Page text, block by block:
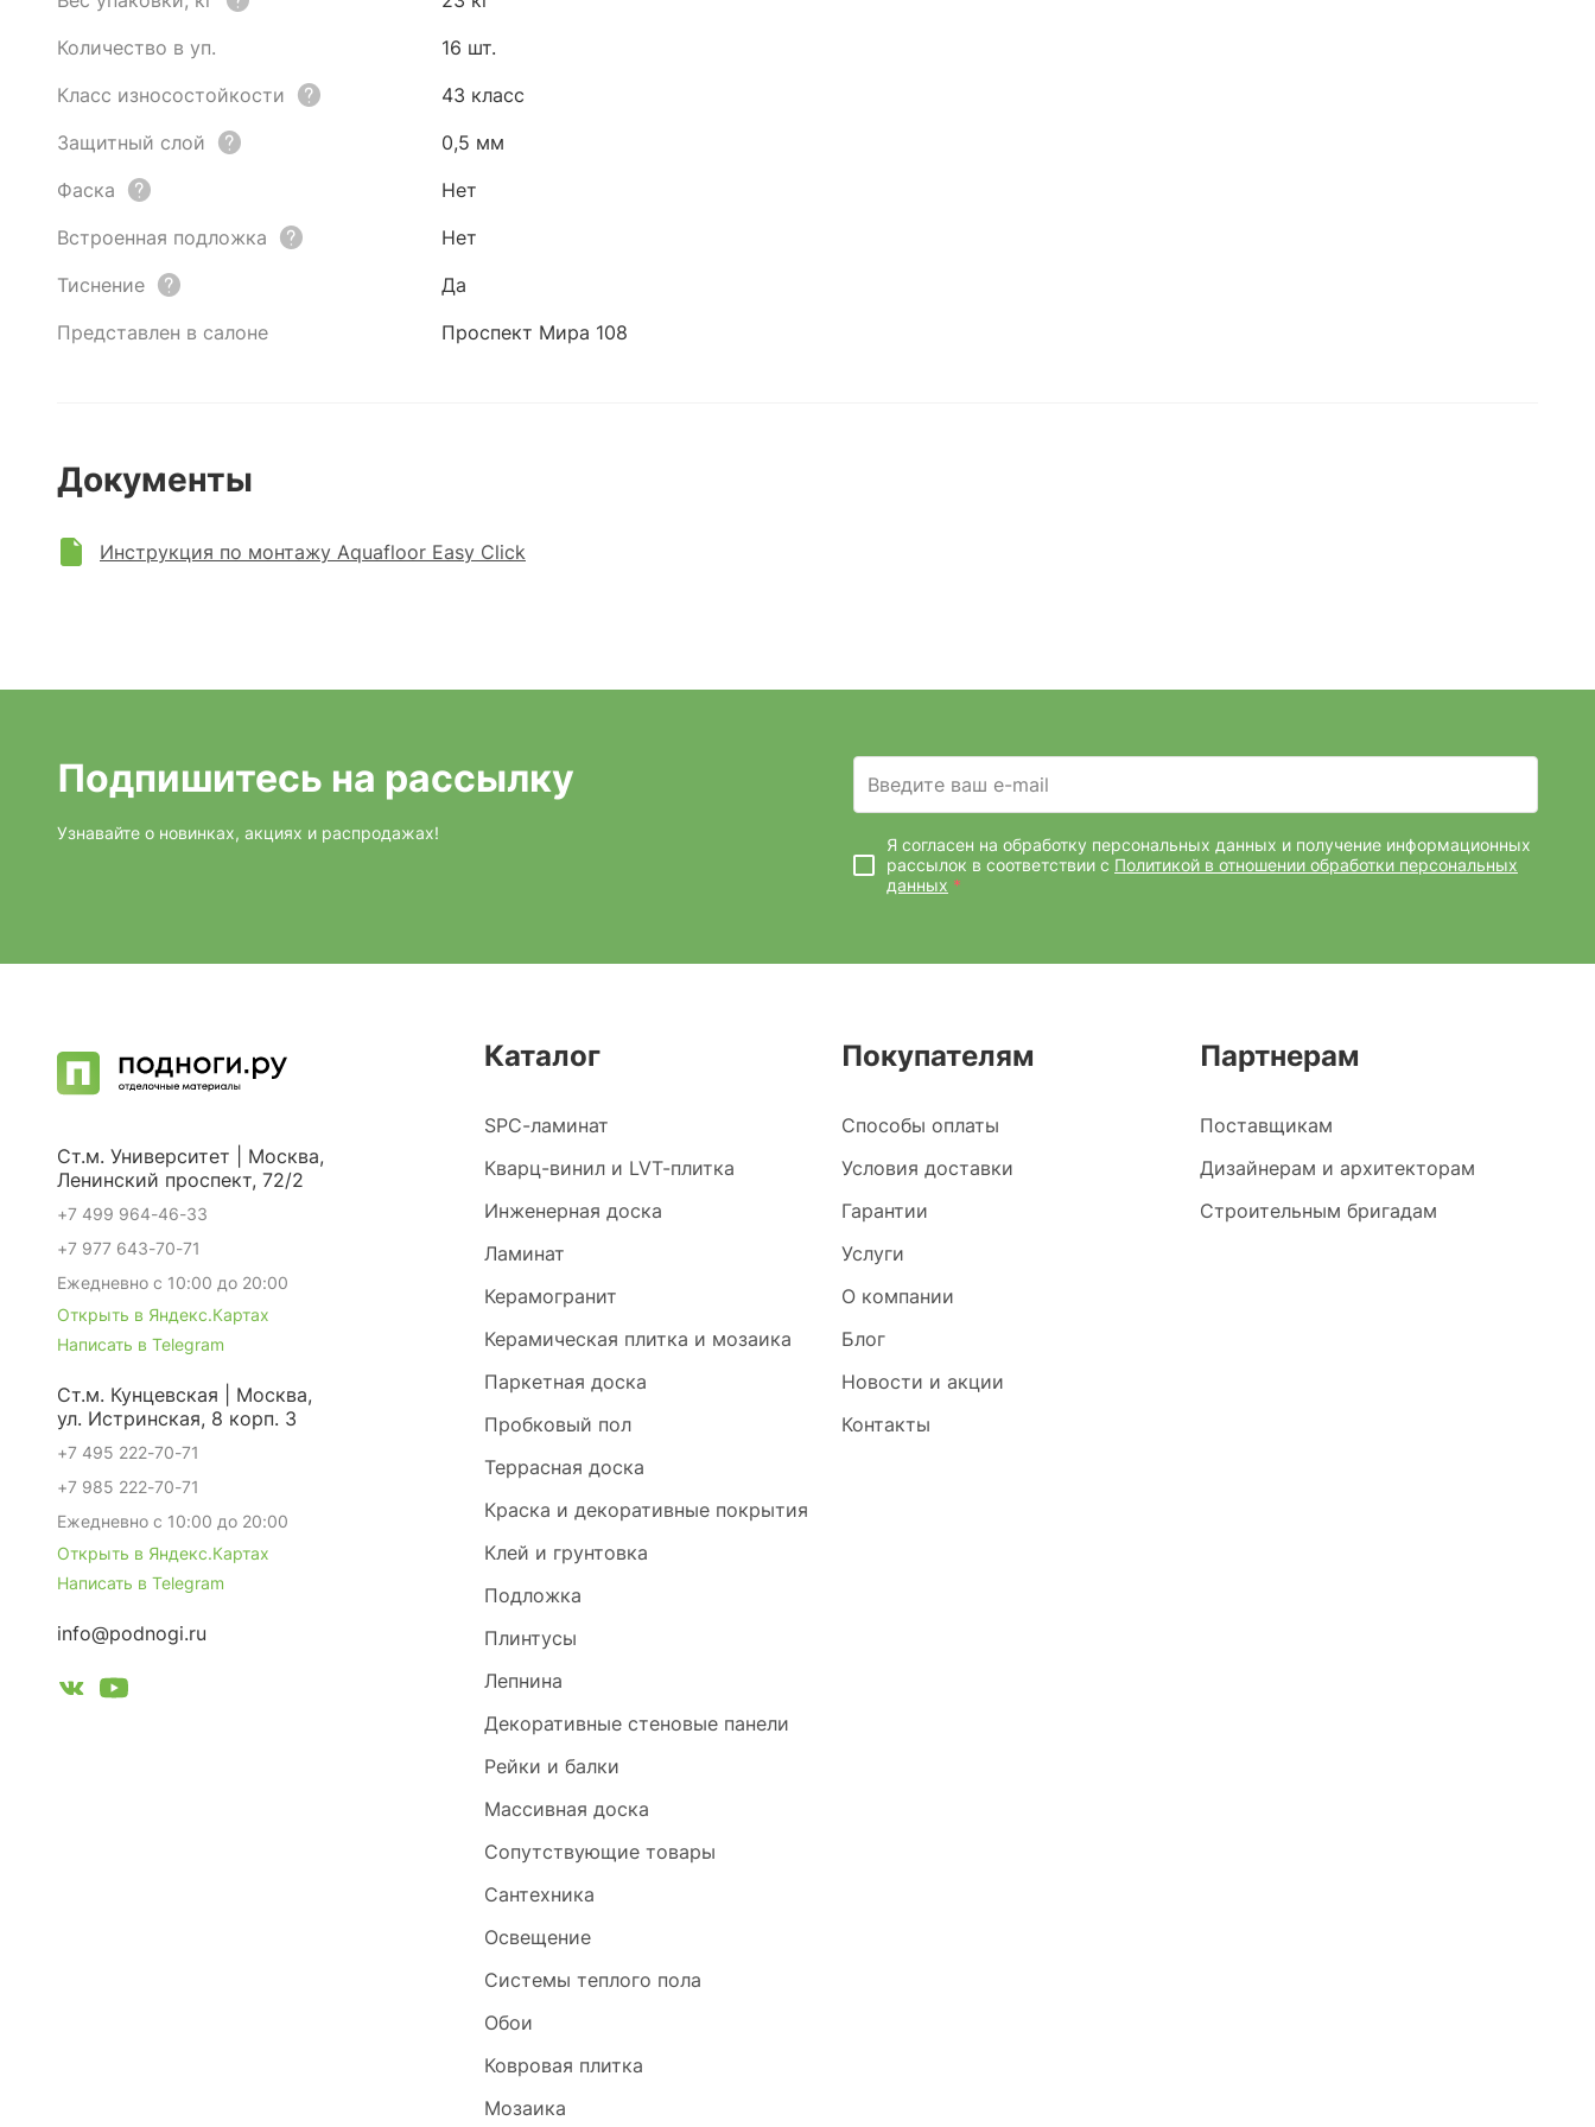
Количество в уп.
16 шт.
Класс износостойкости
43 класс
Защитный слой
0,5 мм
Фаска
Нет
Встроенная подложка
Нет
Тиснение
Да
Представлен в салоне
Проспект Мира 108
Документы
Инструкция по монтажу Aquafloor Easy Click
Подпишитесь на рассылку
Узнавайте о новинках, акциях и распродажах!
Введите ваш e-mail
Я согласен на обработку персональных данных и получение информационных
рассылок в соответствии с Политикой в отношении обработки персональных
данных *
Каталог
SPC-ламинат
Кварц-винил и LVT-плитка
Инженерная доска
Ламинат
Керамогранит
Керамическая плитка и мозаика
Паркетная доска
Пробковый пол
Террасная доска
Краска и декоративные покрытия
Клей и грунтовка
Подложка
Плинтусы
Лепнина
Декоративные стеновые панели
Рейки и балки
Массивная доска
Сопутствующие товары
Сантехника
Освещение
Системы теплого пола
Обои
Ковровая плитка
Мозаика
Покупателям
Способы оплаты
Условия доставки
Гарантии
Услуги
О компании
Блог
Новости и акции
Контакты
Партнерам
Поставщикам
Дизайнерам и архитекторам
Строительным бригадам
Ст.м. Университет | Москва,
Ленинский проспект, 72/2
+7 499 964-46-33
+7 977 643-70-71
Ежедневно с 10:00 до 20:00
Открыть в Яндекс.Картах
Написать в Telegram
Ст.м. Кунцевская | Москва,
ул. Истринская, 8 корп. 3
+7 495 222-70-71
+7 985 222-70-71
Ежедневно с 10:00 до 20:00
Открыть в Яндекс.Картах
Написать в Telegram
info@podnogi.ru